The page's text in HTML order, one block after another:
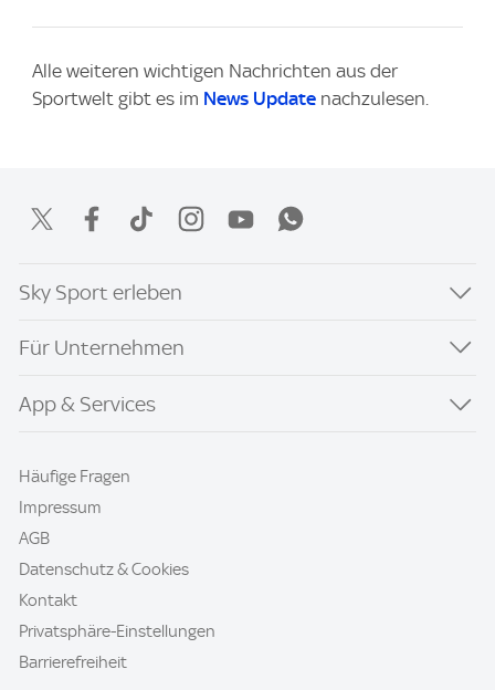
Alle weiteren wichtigen Nachrichten aus der
Sportwelt gibt es im News Update nachzulesen.
Sky Sport erleben
Für Unternehmen
App & Services
Häufige Fragen
Impressum
AGB
Datenschutz & Cookies
Kontakt
Privatsphäre-Einstellungen
Barrierefreiheit